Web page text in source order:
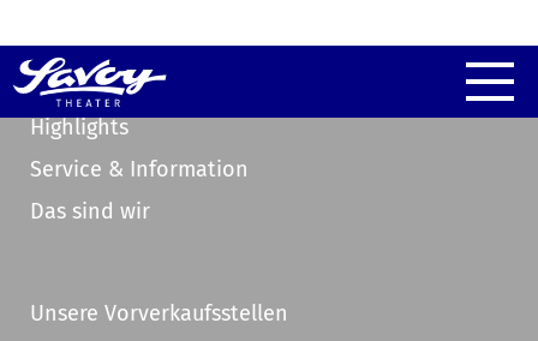
Highlights
Service & Information
Das sind wir
Unsere Vorverkaufsstellen